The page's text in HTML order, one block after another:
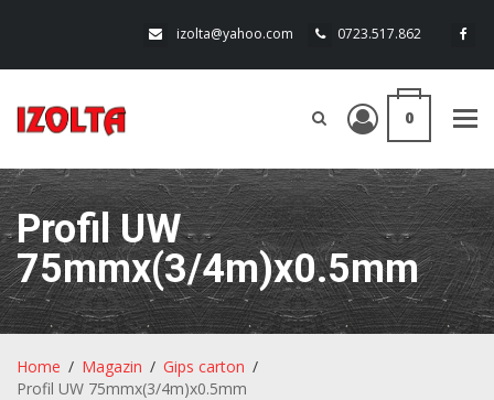
izolta@yahoo.com 0723.517.862
0
Profil UW
75mmx(3/4m)x0.5mm
Home Magazin
Gips carton
Profil UW 75mmx(3/4m)x0.5mm